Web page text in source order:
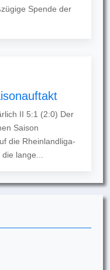
Spende der
II 5:1 (2:0) Der
Saison
die Rheinlandliga-
lange...